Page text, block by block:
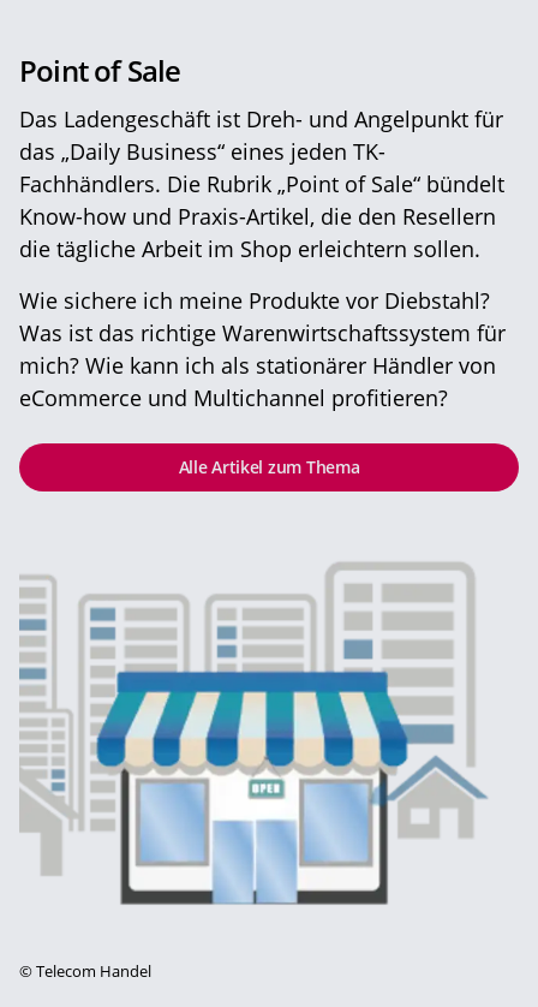
©Telecom Handel
Point of Sale
Das Ladengeschäft ist Dreh- und Angelpunkt für
das „Daily Business“ eines jeden TK-
Fachhändlers. Die Rubrik „Point of Sale“ bündelt
Know-how und Praxis-Artikel, die den Resellern
die tägliche Arbeit im Shop erleichtern sollen.
Wie sichere ich meine Produkte vor Diebstahl?
Was ist das richtige Warenwirtschaftssystem für
mich? Wie kann ich als stationärer Händler von
eCommerce und Multichannel profitieren?
Alle Artikel zum Thema